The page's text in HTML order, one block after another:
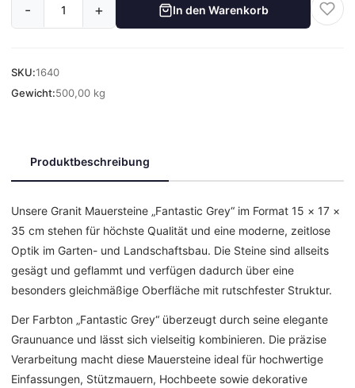
- + In den Warenkorb
SKU:1640
Gewicht:500,00 kg
Produktbeschreibung
Unsere Granit Mauersteine „Fantastic Grey“ im Format 15 × 17 ×
35 cm stehen für höchste Qualität und eine moderne, zeitlose
Optik im Garten- und Landschaftsbau. Die Steine sind allseits
gesägt und geflammt und verfügen dadurch über eine
besonders gleichmäßige Oberfläche mit rutschfester Struktur.
Der Farbton „Fantastic Grey“ überzeugt durch seine elegante
Graunuance und lässt sich vielseitig kombinieren. Die präzise
Verarbeitung macht diese Mauersteine ideal für hochwertige
Einfassungen, Stützmauern, Hochbeete sowie dekorative